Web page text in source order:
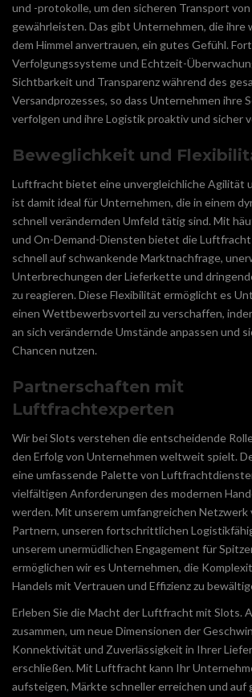
und -protokolle, um den sicheren Transport
gewährleisten. Das gibt Unternehmen, die ihre
dem Himmel anvertrauen, ein gutes Gefühl.
Verfolgungssysteme und Echtzeit-
Sichtbarkeit und Transparenz während des
Versandprozesses, so dass Unternehmen ihre
verfolgen und ihre Logistik proaktiv und sicher
Beweglichkeit und
Luftfracht bietet eine unvergleichliche Agilität
ist damit ideal für Unternehmen, die in einem
schnell verändernden Umfeld tätig sind. Mit
und On-Demand-Diensten bietet die
schnell auf schwankende Marktnachfrage,
Unterbrechungen der Lieferkette und
zu reagieren. Diese Flexibilität ermöglicht es
einen Wettbewerbsvorteil zu verschaffen,
an sich verändernde Umstände anpassen und
Chancen nutzen.
Partnerschaften mit
Luftfrachtexperten
Wir bei Slots verstehen die entscheidende
den Erfolg von Unternehmen weltweit spielt.
eine umfassende Palette von
vielfältigen Anforderungen des modernen
werden. Mit unserem umfangreichen Netzwerk
Partnern, unseren fortschrittlichen
unserem unermüdlichen Engagement für
ermöglichen wir es Unternehmen, die
Handels mit Vertrauen und Effizienz zu
Erleben Sie die Macht der Luftfracht mit Slots.
zusammen, um neue Dimensionen der
Konnektivität und Zuverlässigkeit in Ihrer
erschließen. Mit Luftfracht kann Ihr
aufsteigen, Märkte schneller erreichen und auf